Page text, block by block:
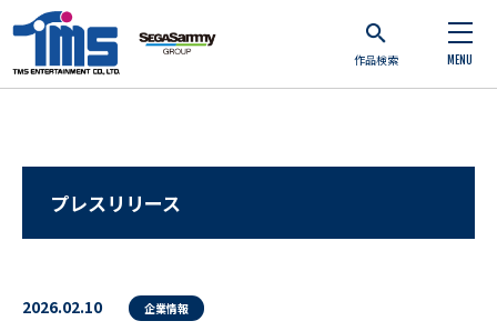
作品検索 MENU
プレスリリース
2026.02.10 企業情報